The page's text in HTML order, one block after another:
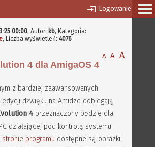
Logowanie
25 00:00, Autor: kb, Kategoria:
, Liczba wyświetleń: 4076
A A A
4 dla AmigaOS 4
z bardziej zaawansowanych
dźwięku na Amidze dobiegają
4 przeznaczony będzie dla
działającej pod kontrolą systemu
stronie programu dostępne są obrazki